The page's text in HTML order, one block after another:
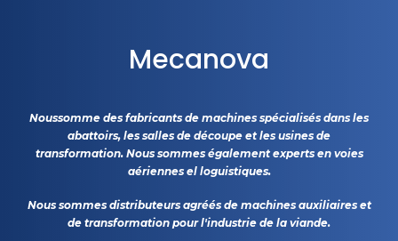
Mecanova
Noussomme des fabricants de machines spécialisés dans les
abattoirs, les salles de découpe et les usines de
transformation. Nous sommes également experts en voies
aériennes el loguistiques.
Nous sommes distributeurs agréés de machines auxiliaires et
de transformation pour l'industrie de la viande.